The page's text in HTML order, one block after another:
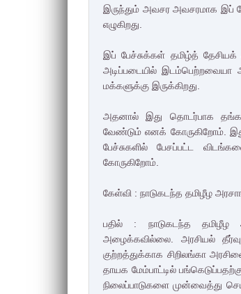
இருந்தும் அவசர அவசரமாக இப்
எழுகிறது.
இப் பேச்சுக்கள் தமிழ்த் தேசியக்
அடிப்படையில் இடம்பெற்றவையா
மக்களுக்கு இருக்கிறது.
அதனால் இது தொடர்பாக தங்கள்
வேண்டும் எனக் கோருகிறோம்.
பேச்சுகளில் பேசப்பட்ட
கோருகிறோம்.
கேள்வி : நாடுகடந்த தமிழீழ
பதில் : நாடுகடந்த தமிழீழ
அழைக்கவில்லை. அரசியல்
குற்றத்துக்காக சிறிலங்கா
தாயக மேம்பாட்டில்
நிலைப்பாடுகளை முன்வைத்து